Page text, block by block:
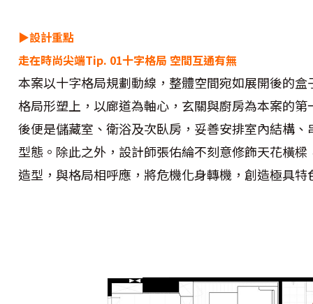
▶設計重點
走在時尚尖端Tip. 01十字格局 空間互通有無
本案以十字格局規劃動線，整體空間宛如展開後的
格局形塑上，以廊道為軸心，玄關與廚房為本案的
後便是儲藏室、衛浴及次臥房，妥善安排室內結構
型態。除此之外，設計師張佑綸不刻意修飾天花橫
造型，與格局相呼應，將危機化身轉機，創造極具特